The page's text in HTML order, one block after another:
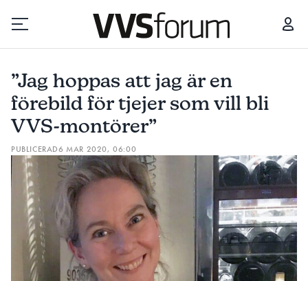
Prenumerera
Hantera prenumeration
Lediga jobb
Annonsera
Läs E-tidningen
”Jag hoppas att jag är en
förebild för tjejer som vill bli
VVS-montörer”
PUBLICERAD6 MAR 2020, 06:00